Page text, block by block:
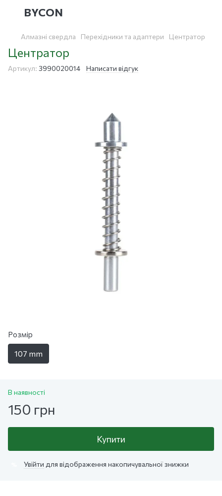
BYCON
Алмазні свердла Перехідники та адаптери Центратор
Центратор
Артикул: 3990020014 Написати відгук
Розмір
107 mm
В наявності
150 грн
Купити
Увійти для відображення накопичувальної знижки